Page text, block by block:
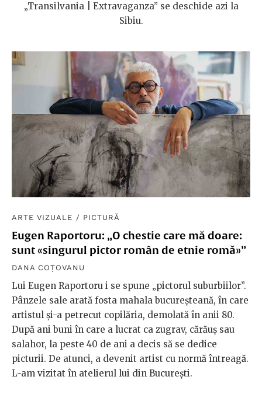
„Transilvania | Extravaganza” se deschide azi la
Sibiu.
ARTE VIZUALE / PICTURĂ
Eugen Raportoru: „O chestie care mă doare:
sunt «singurul pictor român de etnie romă»”
DANA COȚOVANU
Lui Eugen Raportoru i se spune „pictorul suburbiilor”.
Pânzele sale arată fosta mahala bucureșteană, în care
artistul și-a petrecut copilăria, demolată în anii 80.
După ani buni în care a lucrat ca zugrav, cărăuș sau
salahor, la peste 40 de ani a decis să se dedice
picturii. De atunci, a devenit artist cu normă întreagă.
L-am vizitat în atelierul lui din București.